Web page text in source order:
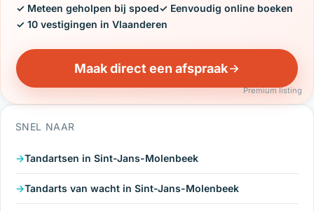
✓ Meteen geholpen bij spoed✓ Eenvoudig online boeken
✓ 10 vestigingen in Vlaanderen
Maak direct een afspraak
Premium listing
SNEL NAAR
Tandartsen in Sint-Jans-Molenbeek
Tandarts van wacht in Sint-Jans-Molenbeek